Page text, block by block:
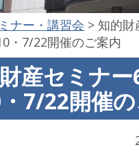
ナー・講習会 > 知的財
・7/22開催のご案内
産セミナー
7/22開催